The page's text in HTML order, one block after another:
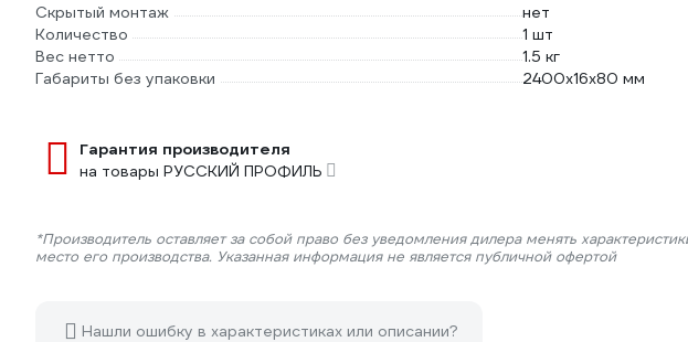
Скрытый монтаж
нет
Количество
1 шт
Вес нетто
1.5 кг
Габариты без упаковки
2400х16х80 мм
Гарантия производителя
на товары РУССКИЙ ПРОФИЛЬ
*Производитель оставляет за собой право без уведомления дилера менять
место его производства. Указанная информация не является публичной офертой
Нашли ошибку в характеристиках или описании?